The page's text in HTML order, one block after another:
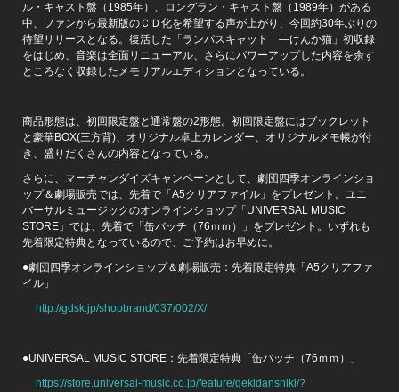
ル・キャスト盤（1985年）、ロングラン・キャスト盤（1989年）がある
中、ファンから最新版のＣＤ化を希望する声が上がり、今回約30年ぶりの
待望リリースとなる。復活した「ランパスキャット ―けんか猫」初収録
をはじめ、音楽は全面リニューアル、さらにパワーアップした内容を余す
ところなく収録したメモリアルエディションとなっている。
商品形態は、初回限定盤と通常盤の2形態。初回限定盤にはブックレット
と豪華BOX(三方背)、オリジナル卓上カレンダー、オリジナルメモ帳が付
き、盛りだくさんの内容となっている。
さらに、マーチャンダイズキャンペーンとして、劇団四季オンラインショ
ップ＆劇場販売では、先着で「A5クリアファイル」をプレゼント。ユニ
バーサルミュージックのオンラインショップ「UNIVERSAL MUSIC
STORE」では、先着で「缶バッチ（76ｍｍ）」をプレゼント。いずれも
先着限定特典となっているので、ご予約はお早めに。
●劇団四季オンラインショップ＆劇場販売：先着限定特典「A5クリアファ
イル」
http://gdsk.jp/shopbrand/037/002/X/
●UNIVERSAL MUSIC STORE：先着限定特典「缶バッチ（76ｍｍ）」
https://store.universal-music.co.jp/feature/gekidanshiki/?